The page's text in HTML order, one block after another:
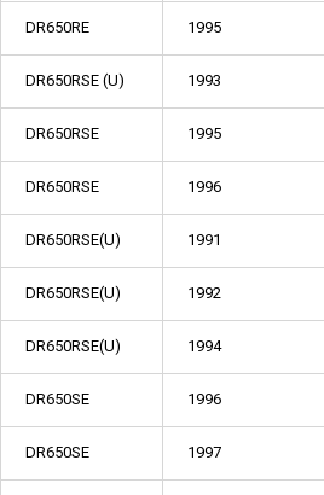
DR650RE 1995
DR650RSE (U) 1993
DR650RSE 1995
DR650RSE 1996
DR650RSE(U) 1991
DR650RSE(U) 1992
DR650RSE(U) 1994
DR650SE 1996
DR650SE 1997